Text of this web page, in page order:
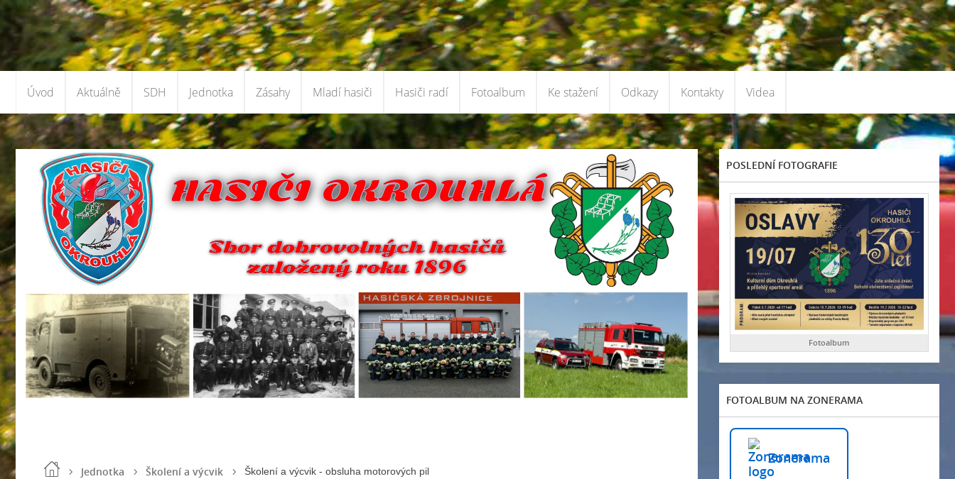
Úvod Aktuálně SDH Jednotka Zásahy Mladí hasiči Hasiči radí Fotoalbum Ke stažení Odkazy Kontakty Videa
Jednotka Školení a výcvik Školení a výcvik - obsluha motorových pil
POSLEDNÍ FOTOGRAFIE
Fotoalbum
FOTOALBUM NA ZONERAMA
Zonerama